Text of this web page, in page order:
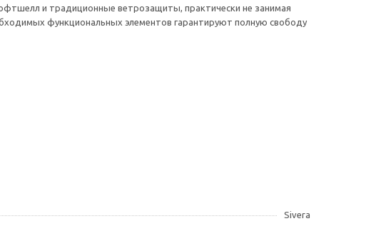
и традиционные ветрозащиты, практически не занимая
функциональных элементов гарантируют полную свободу
Sivera